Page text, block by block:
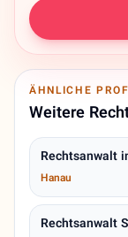
ÄHNLICHE
Weitere
Rechtsanwalt
Hanau
Rechtsanwalt